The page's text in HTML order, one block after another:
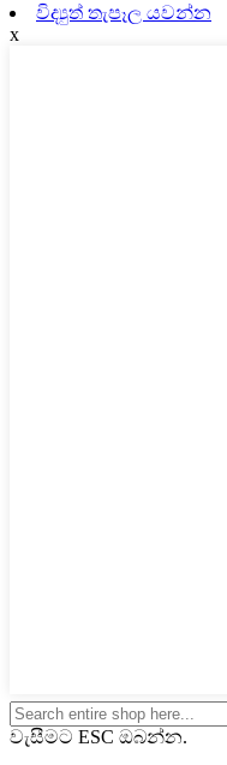
විද්‍යුත් තැපෑල යවන්න
x
වැසීමට ESC ඔබන්න.